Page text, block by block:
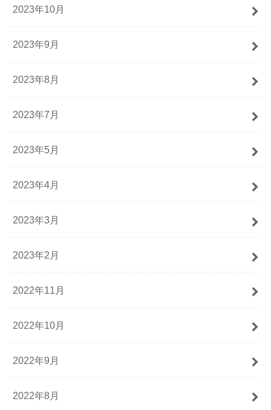
2023年10月
2023年9月
2023年8月
2023年7月
2023年5月
2023年4月
2023年3月
2023年2月
2022年11月
2022年10月
2022年9月
2022年8月